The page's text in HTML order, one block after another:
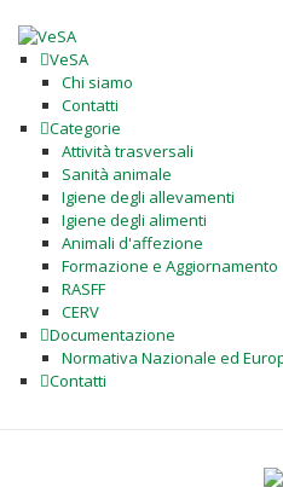
VeSA
Chi siamo
Contatti
Categorie
Attività trasversali
Sanità animale
Igiene degli allevamenti
Igiene degli alimenti
Animali d'affezione
Formazione e Aggiornamento
RASFF
CERV
Documentazione
Normativa Nazionale ed
Contatti